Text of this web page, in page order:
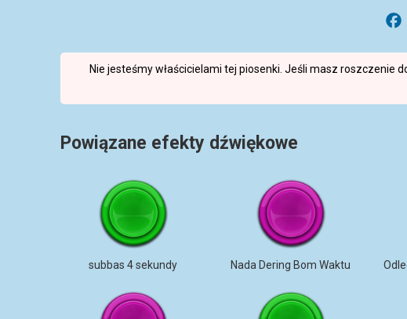
Nie jesteśmy właścicielami tej piosenki. Jeśli masz
Powiązane efekty dźwiękowe
subbas 4 sekundy Nada Dering Bom Waktu